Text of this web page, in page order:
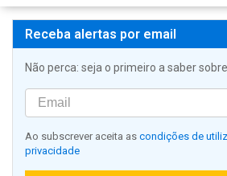
Receba alertas por email
Não perca: seja o primeiro a saber
Ao subscrever aceita as condições de
privacidade